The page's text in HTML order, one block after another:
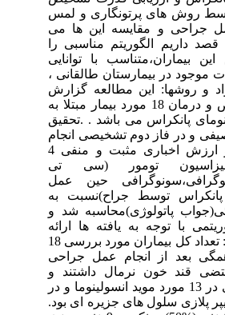
روش های پرتونگاری و لمس
جراحی و مقایسه این ها می
داریم الگوریتم مناسبی را
بیماران،متناسب با توانایی
موجود در بیمارستان طالقانی ،
و روشها: این مطالعه گزارش
مراحل تشخیص و درمان 18 مورد بیمار مبتلا به
پانکراس می باشد . .تحقیق
و در فاز دوم تشخیصی انجام
شد وصحت و ارزش اخباری مثبت و منفی 4
تومور (سی تی
حین عمل
توسط جراح)نسبت به
پاتولوژی)محاسبه شد و
با توجه به یافته ها ارائه
گردید. یافته ها: تعداد کل بیماران مورد بررسی 18
بعد از انجام عمل جراحی
قند خون نرمال داشتند و
جواب پاتولوژی در 13 مورد موید انسولینوما و در
پلازی سلول های جزیره ای بود.